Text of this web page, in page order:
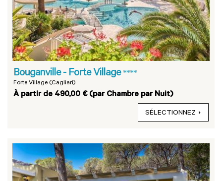
Bouganville - Forte Village ****
Forte Village (Cagliari)
À partir de 490,00 € (par Chambre par Nuit)
SÉLECTIONNEZ